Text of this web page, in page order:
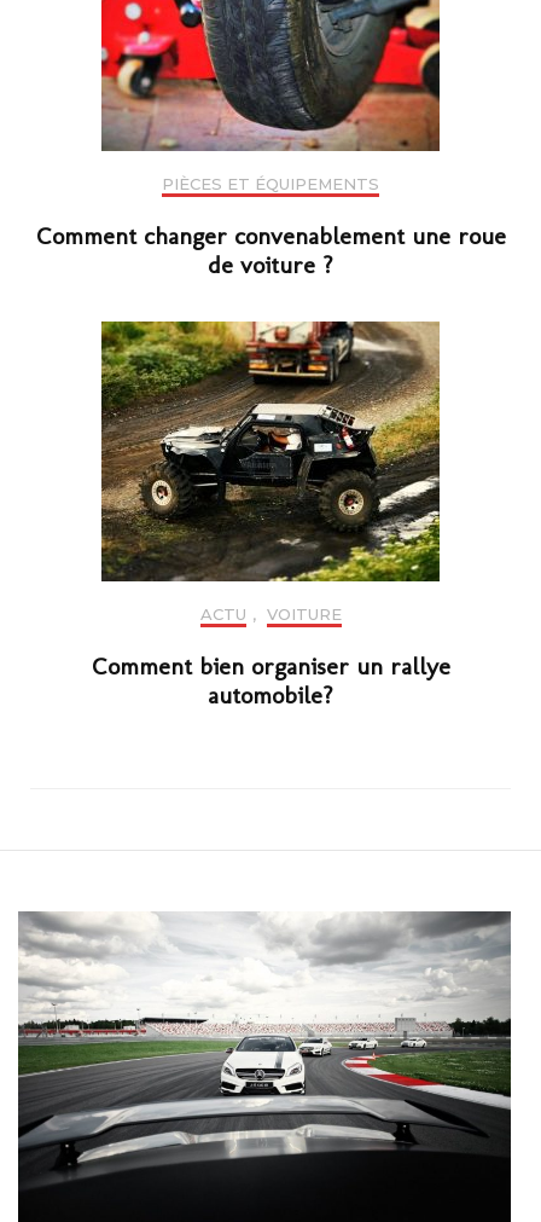
PIÈCES ET ÉQUIPEMENTS
Comment changer convenablement une roue
de voiture ?
ACTU , VOITURE
Comment bien organiser un rallye
automobile?